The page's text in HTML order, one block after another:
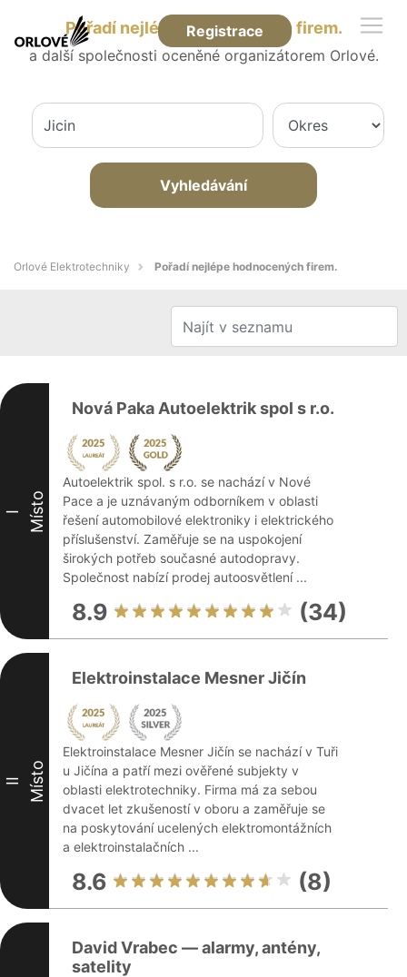
Registrace
Pořadí nejlépe hodnocených firem.
a další společnosti oceněné organizátorem Orlové.
Vyhledávání
Orlové Elektrotechniky Pořadí nejlépe hodnocených firem.
I Místo
Nová Paka Autoelektrik spol s r.o.
Autoelektrik spol. s r.o. se nachází v Nové
Pace a je uznávaným odborníkem v oblasti
řešení automobilové elektroniky i elektrického
příslušenství. Zaměřuje se na uspokojení
širokých potřeb současné autodopravy.
Společnost nabízí prodej autoosvětlení ...
8.9 (34)
II Místo
Elektroinstalace Mesner Jičín
Elektroinstalace Mesner Jičín se nachází v Tuři
u Jičína a patří mezi ověřené subjekty v
oblasti elektrotechniky. Firma má za sebou
dvacet let zkušeností v oboru a zaměřuje se
na poskytování ucelených elektromontážních
a elektroinstalačních ...
8.6 (8)
David Vrabec — alarmy, antény,
satelity